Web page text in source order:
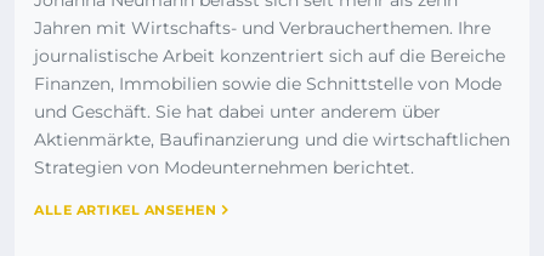
Jahren mit Wirtschafts- und Verbraucherthemen. Ihre
journalistische Arbeit konzentriert sich auf die Bereiche
Finanzen, Immobilien sowie die Schnittstelle von Mode
und Geschäft. Sie hat dabei unter anderem über
Aktienmärkte, Baufinanzierung und die wirtschaftlichen
Strategien von Modeunternehmen berichtet.
ALLE ARTIKEL ANSEHEN